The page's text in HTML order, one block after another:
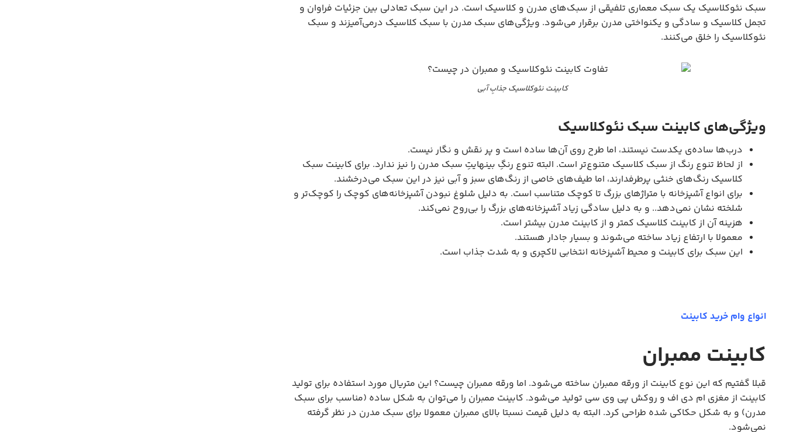
سبک نئوکلاسیک یک سبک معماری تلفیقی از سبک‌های مدرن و کلاسیک است. در این سبک تعادلی بین جزئیات فراوان و
تجمل کلاسیک و سادگی و یکنواختی مدرن برقرار می‌شود. ویژگی‌های سبک مدرن با سبک کلاسیک درمی‌آمیزند و سبک
نئوکلاسیک را خلق می‌کنند.
کابینت نئوکلاسیک جذابِ آبی
ویژگی‌های کابینت سبک نئوکلاسیک
درب‌ها ساده‌ی یکدست نیستند، اما طرح روی آن‌ها ساده است و پر نقش و نگار نیست.
از لحاظ تنوع رنگ از سبک کلاسیک متنوع‌تر است. البته تنوع رنگِ بینهایتِ سبک مدرن را نیز ندارد. برای کابینت سبک
کلاسیک رنگ‌های خنثی پرطرفدارند، اما طیف‌های خاصی از رنگ‌های سبز و آبی نیز در این سبک می‌درخشند.
برای انواع آشپزخانه با متراژهای بزرگ تا کوچک متناسب است. به دلیل شلوغ نبودن آشپزخانه‌های کوچک را کوچک‌تر و
شلخته نشان نمی‌دهد.. و به دلیل سادگی زیاد آشپزخانه‌های بزرگ را بی‌روح نمی‌کند.
هزینه آن از کابینت کلاسیک کمتر و از کابینت مدرن بیشتر است.
معمولا با ارتفاع زیاد ساخته می‌شوند و بسیار جادار هستند.
این سبک برای کابینت و محیط آشپزخانه انتخابی لاکچری و به شدت جذاب است.
انواع وام خرید کابینت
کابینت ممبران
قبلا گفتیم که این نوع کابینت از ورقه ممبران ساخته می‌شود. اما ورقه ممبران چیست؟ این متریال مورد استفاده برای تولید
کابینت از مغزی ام دی اف و روکش پی وی سی تولید می‌شود. کابینت ممبران را می‌توان به شکل ساده (مناسب برای سبک
مدرن) و به شکل حکاکی شده طراحی کرد. البته به دلیل قیمت نسبتا بالای ممبران معمولا برای سبک مدرن در نظر گرفته
نمی‌شود.